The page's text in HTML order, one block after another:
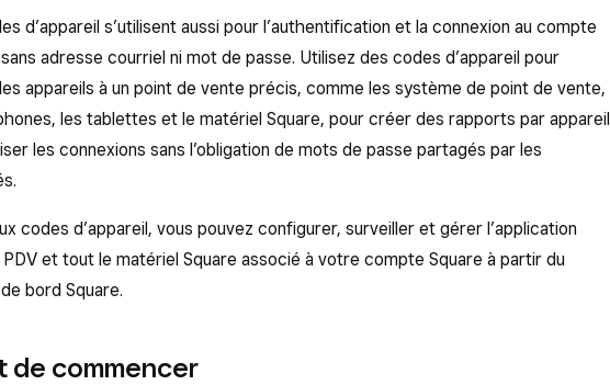
d’appareil s’utilisent aussi pour l’authentification et la connexion au compte
adresse courriel ni mot de passe. Utilisez des codes d’appareil pour
appareils à un point de vente précis, comme les système de point de vente,
les tablettes et le matériel Square, pour créer des rapports par appareil
les connexions sans l’obligation de mots de passe partagés par les
codes d’appareil, vous pouvez configurer, surveiller et gérer l’application
PDV et tout le matériel Square associé à votre compte Square à partir du
bord Square.
de commencer